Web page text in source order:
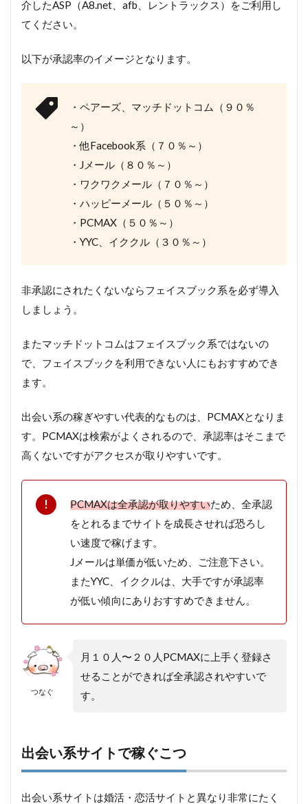
介したASP（A8.net、afb、レントラックス）をご利用し
てください。
以下が承認率のイメージとなります。
・ペアーズ、マッチドットコム（９０％
～）
・他Facebook系（７０％～）
・Jメール（８０％～）
・ワクワクメール（７０％～）
・ハッピーメール（５０％～）
・PCMAX（５０％～）
・YYC、イククル（３０％～）
非承認にされたくないならフェイスブック系を必ず導入
しましょう。
またマッチドットコムはフェイスブック系ではないの
で、フェイスブックを利用できない人にもおすすめでき
ます。
出会い系の稼ぎやすい代表的なものは、PCMAXとなりま
す。PCMAXは検索がよくされるので、承認率はそこまで
高くないですがアクセスが取りやすいです。
PCMAXは全承認が取りやすいため、全承認
をとれるまでサイトを成長させれば恐ろし
い速度で稼げます。
Jメールは単価が低いため、ご注意下さい。
またYYC、イククルは、大手ですが承認率
が低い傾向にありおすすめできません。
つなぐ
月１０人〜２０人PCMAXに上手く登録さ
せることができれば全承認されやすいで
す。
出会い系サイトで稼ぐこつ
出会い系サイトは婚活・恋活サイトと異なり非常にたく